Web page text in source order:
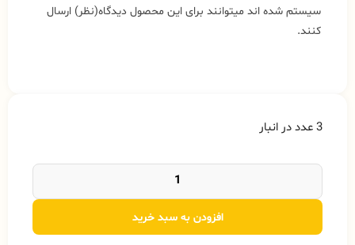
سیستم شده اند میتوانند برای این محصول دیدگاه(نظر) ارسال
کنند.
3 عدد در انبار
افزودن به سبد خرید